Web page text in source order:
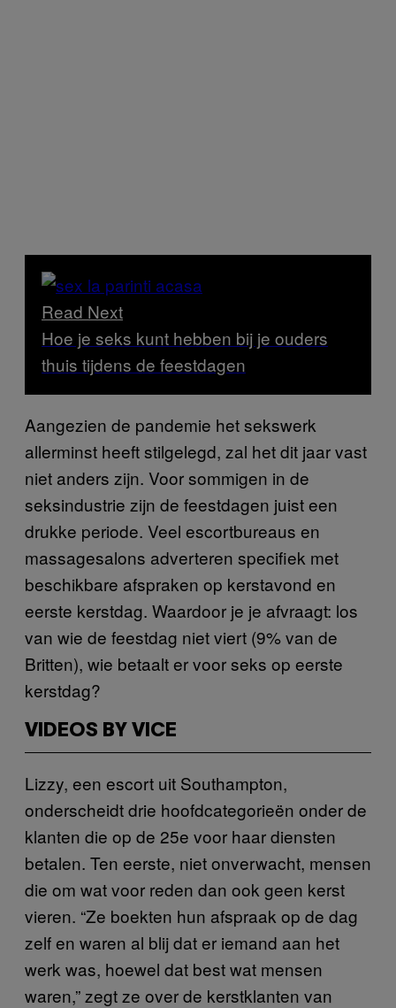
Read Next
Hoe je seks kunt hebben bij je ouders
thuis tijdens de feestdagen
Aangezien de pandemie het sekswerk
allerminst heeft stilgelegd, zal het dit jaar vast
niet anders zijn. Voor sommigen in de
seksindustrie zijn de feestdagen juist een
drukke periode. Veel escortbureaus en
massagesalons adverteren specifiek met
beschikbare afspraken op kerstavond en
eerste kerstdag. Waardoor je je afvraagt: los
van wie de feestdag niet viert (9% van de
Britten), wie betaalt er voor seks op eerste
kerstdag?
VIDEOS BY VICE
Lizzy, een escort uit Southampton,
onderscheidt drie hoofdcategorieën onder de
klanten die op de 25e voor haar diensten
betalen. Ten eerste, niet onverwacht, mensen
die om wat voor reden dan ook geen kerst
vieren. “Ze boekten hun afspraak op de dag
zelf en waren al blij dat er iemand aan het
werk was, hoewel dat best wat mensen
waren,” zegt ze over de kerstklanten van